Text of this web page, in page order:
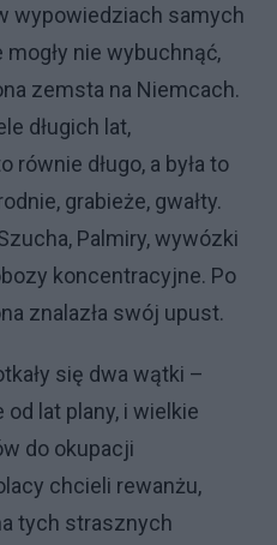
wypowiedziach samych
nie wybuchnąć,
zemsta na Niemcach.
długich lat,
długo, a była to
grabieże, gwałty.
Palmiry, wywózki
koncentracyjne. Po
znalazła swój upust.
się dwa wątki –
lat plany, i wielkie
do okupacji
chcieli rewanżu,
tych strasznych